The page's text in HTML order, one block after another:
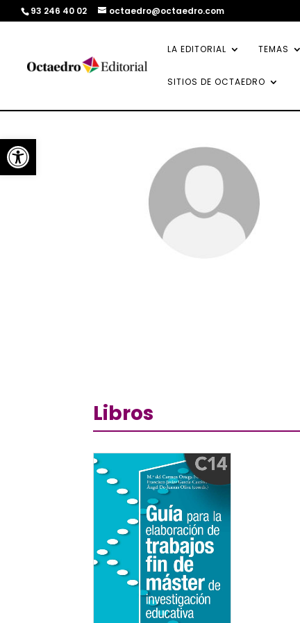
Abrir barra de herramientas
93 246 40 02 octaedro@octaedro.com
LA EDITORIAL TEMAS
SITIOS DE OCTAEDRO
Libros